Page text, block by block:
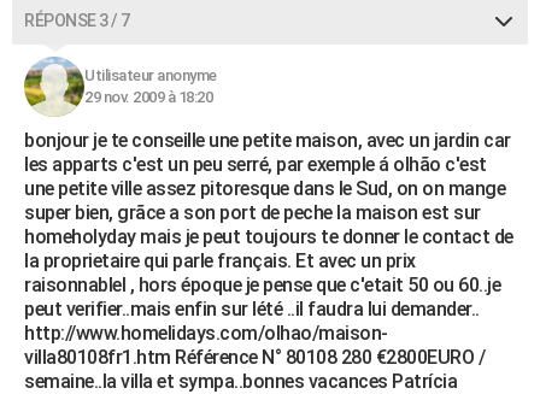
RÉPONSE 3 / 7
Utilisateur anonyme
29 nov. 2009 à 18:20
bonjour je te conseille une petite maison, avec un jardin car
les apparts c'est un peu serré, par exemple á olhão c'est
une petite ville assez pitoresque dans le Sud, on on mange
super bien, grãce a son port de peche la maison est sur
homeholyday mais je peut toujours te donner le contact de
la proprietaire qui parle français. Et avec un prix
raisonnablel , hors époque je pense que c'etait 50 ou 60..je
peut verifier..mais enfin sur lété ..il faudra lui demander..
http://www.homelidays.com/olhao/maison-
villa80108fr1.htm Référence N° 80108 280 €2800EURO /
semaine..la villa et sympa..bonnes vacances Patrícia